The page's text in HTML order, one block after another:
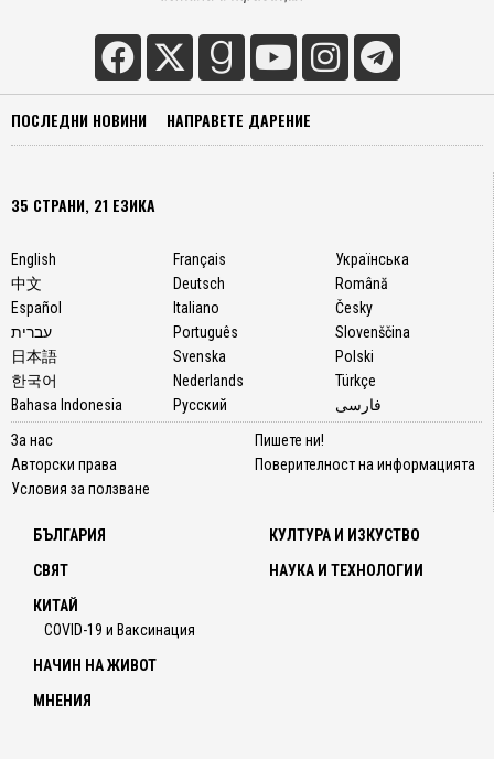
ПОСЛЕДНИ НОВИНИ НАПРАВЕТЕ ДАРЕНИЕ
35 СТРАНИ, 21 ЕЗИКА
English
中文
Español
עברית
日本語
한국어
Bahasa Indonesia
Français
Deutsch
Italiano
Português
Svenska
Nederlands
Русский
Українська
Română
Česky
Slovenščina
Polski
Türkçe
فارسی
За нас
Авторски права
Условия за ползване
Пишете ни!
Поверителност на информацията
БЪЛГАРИЯ
СВЯТ
КИТАЙ
COVID-19 и Ваксинация
КУЛТУРА И ИЗКУСТВО
НАУКА И ТЕХНОЛОГИИ
НАЧИН НА ЖИВОТ
МНЕНИЯ